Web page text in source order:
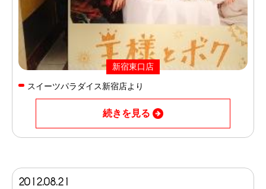
新宿東口店
スイーツパラダイス新宿店より
続きを見る
2012.08.21